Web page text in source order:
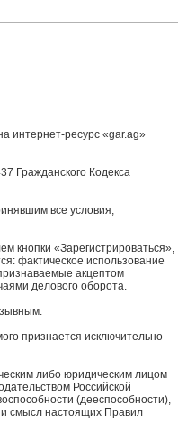
интернет-ресурс «gar.ag»
Гражданского Кодекса
все условия,
кнопки «Зарегистрироваться»,
фактическое использование
акцептом
делового оборота.
признается исключительно
либо юридическим лицом
Российской
(дееспособности),
смысл настоящих Правил